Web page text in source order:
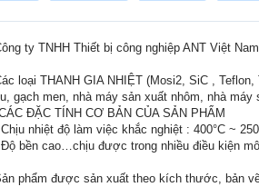
ty TNHH Thiết bị công nghiệp ANT Việt
loại THANH GIA NHIỆT (Mosi2, SiC ,
gạch men, nhà máy sản xuất nhôm, nhà
ĐẶC TÍNH CƠ BẢN CỦA SẢN PHẨM
nhiệt độ làm việc khắc nghiệt : 400°C ~
bền cao…chịu được trong nhiều điều kiện
phẩm được sản xuất theo kích thước, bản